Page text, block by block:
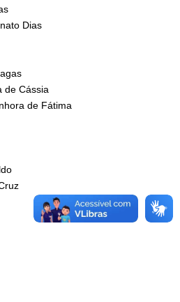
Dias
de Cássia
de Fátima